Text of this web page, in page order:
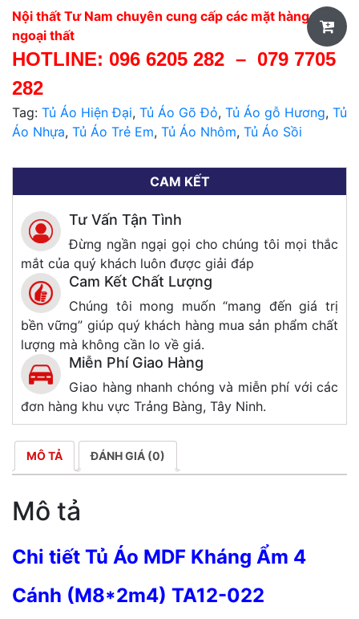
Nội thất Tư Nam chuyên cung cấp các mặt hàng nội,
ngoại thất
HOTLINE: 096 6205 282 – 079 7705
282
Tag: Tủ Áo Hiện Đại, Tủ Áo Gõ Đỏ, Tủ Áo gỗ Hương, Tủ
Áo Nhựa, Tủ Áo Trẻ Em, Tủ Áo Nhôm, Tủ Áo Sồi
CAM KẾT
Tư Vấn Tận Tình
Đừng ngần ngại gọi cho chúng tôi mọi thắc
mắt của quý khách luôn được giải đáp
Cam Kết Chất Lượng
Chúng tôi mong muốn “mang đến giá trị
bền vững” giúp quý khách hàng mua sản phẩm chất
lượng mà không cần lo về giá.
Miễn Phí Giao Hàng
Giao hàng nhanh chóng và miễn phí với các
đơn hàng khu vực Trảng Bàng, Tây Ninh.
MÔ TẢ ĐÁNH GIÁ (0)
Mô tả
Chi tiết Tủ Áo MDF Kháng Ẩm 4
Cánh (M8*2m4) TA12-022